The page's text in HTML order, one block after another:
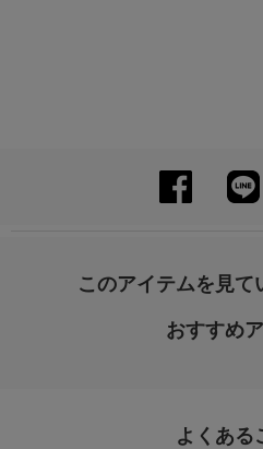
このアイテムを見て
おすすめ
よくある